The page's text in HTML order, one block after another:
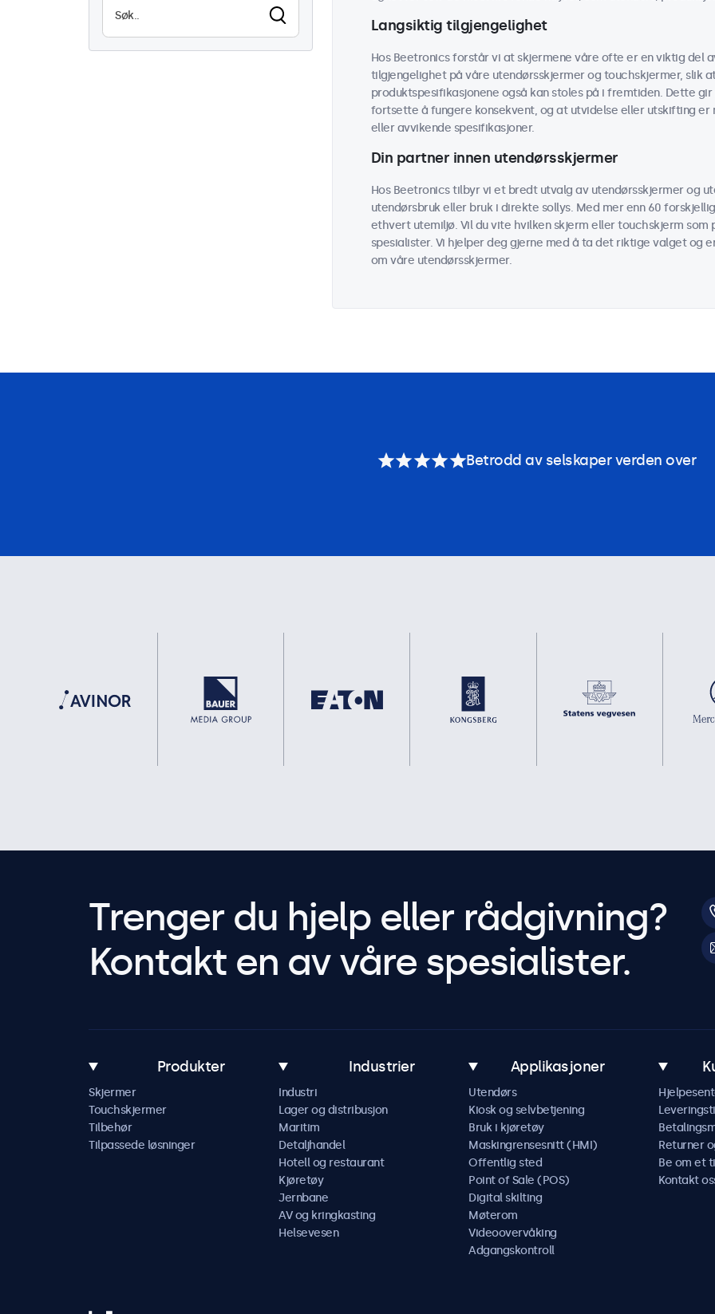
24/7 bruk
1
Langsiktig tilgjengelighet
Hos Beetronics forstår vi at skjermene våre ofte er en viktig del
tilgjengelighet på våre utendørsskjermer og touchskjermer, slik
produktspesifikasjonene også kan stoles på i fremtiden. Dette
fortsette å fungere konsekvent, og at utvidelse eller utskifting
eller avvikende spesifikasjoner.
Din partner innen utendørsskjermer
Hos Beetronics tilbyr vi et bredt utvalg av utendørsskjermer og
utendørsbruk eller bruk i direkte sollys. Med mer enn 60
ethvert utemiljø. Vil du vite hvilken skjerm eller touchskjerm
spesialister. Vi hjelper deg gjerne med å ta det riktige valget og
om våre utendørsskjermer.
Betrodd av selskaper verden over
Trenger du hjelp eller rådgivning?
Kontakt en av våre spesialister.
Produkter
Skjermer
Touchskjermer
Tilbehør
Tilpassede løsninger
Industrier
Industri
Lager og distribusjon
Maritim
Detaljhandel
Hotell og restaurant
Kjøretøy
Jernbane
AV og kringkasting
Helsevesen
Applikasjoner
Utendørs
Kiosk og selvbetjening
Bruk i kjøretøy
Maskingrensesnitt (HMI)
Offentlig sted
Point of Sale (POS)
Digital skilting
Møterom
Videoovervåking
Adgangskontroll
Returner
Be om et
Kontakt